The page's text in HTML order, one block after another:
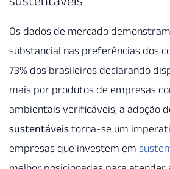
Os dados de mercado
substancial nas preferências dos
73% dos brasileiros declarando
mais por produtos de empresas
ambientais verificáveis, a adoção
sustentáveis torna-se um
empresas que investem em